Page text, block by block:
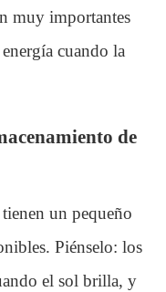
muy importantes
cuando la
de
un pequeño
Piénselo: los
el sol brilla, y